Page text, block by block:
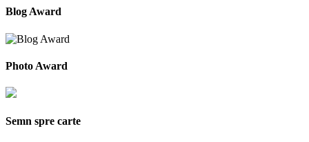
Blog Award
Photo Award
Semn spre carte